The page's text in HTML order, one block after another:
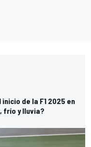
de la F1 2025 en
frío y lluvia?